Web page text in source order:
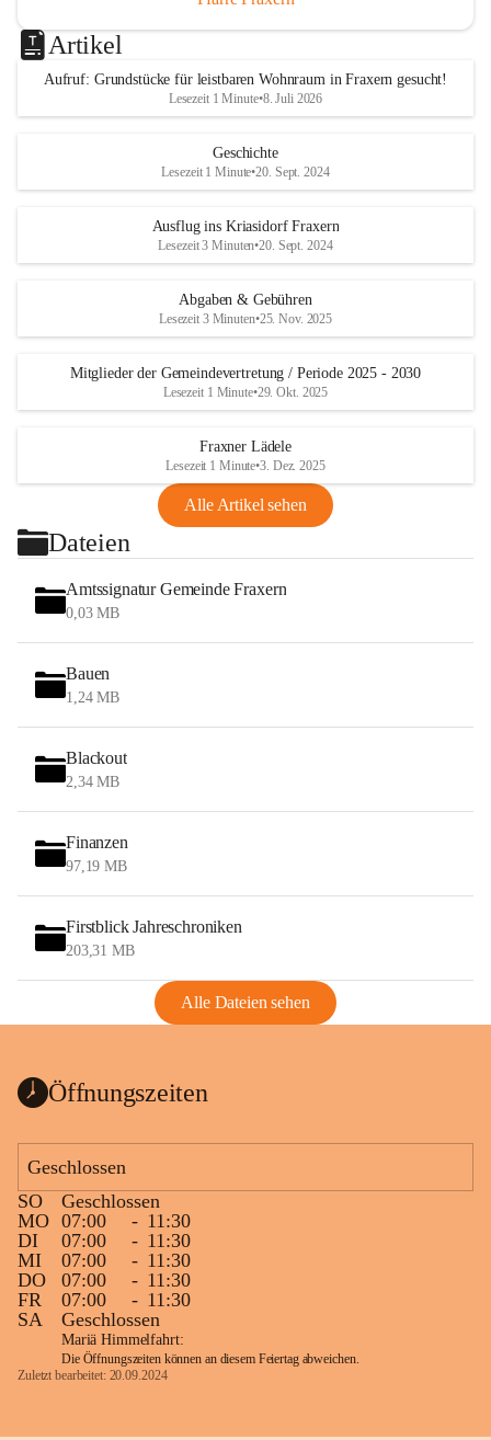
Artikel
Aufruf: Grundstücke für leistbaren Wohnraum in Fraxern gesucht!
Lesezeit 1 Minute•8. Juli 2026
Geschichte
Lesezeit 1 Minute•20. Sept. 2024
Ausflug ins Kriasidorf Fraxern
Lesezeit 3 Minuten•20. Sept. 2024
Abgaben & Gebühren
Lesezeit 3 Minuten•25. Nov. 2025
Mitglieder der Gemeindevertretung / Periode 2025 - 2030
Lesezeit 1 Minute•29. Okt. 2025
Fraxner Lädele
Lesezeit 1 Minute•3. Dez. 2025
Alle Artikel sehen
Dateien
Amtssignatur Gemeinde Fraxern
0,03 MB
Bauen
1,24 MB
Blackout
2,34 MB
Finanzen
97,19 MB
Firstblick Jahreschroniken
203,31 MB
Alle Dateien sehen
Öffnungszeiten
Geschlossen
SO
Geschlossen
MO 07:00 - 11:30
DI
07:00 - 11:30
MI
07:00 - 11:30
DO
07:00 - 11:30
FR
07:00 - 11:30
SA
Geschlossen
Mariä Himmelfahrt:
Die Öffnungszeiten können an diesem Feiertag abweichen.
Zuletzt bearbeitet: 20.09.2024